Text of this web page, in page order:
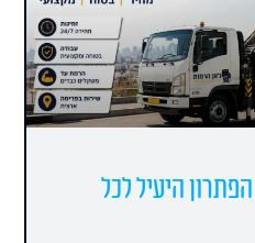
היעיל לכל